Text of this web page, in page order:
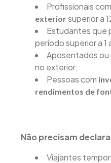
Profissionais com
exteriorsuperior a
Estudantes que
período superior a 1
Aposentados
no exterior;
Pessoas com
rendimentos de
Não precisam
Viajantes